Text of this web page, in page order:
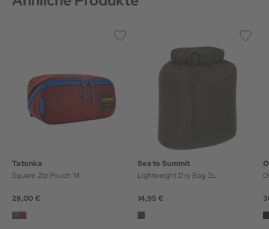
Tatonka
Square Zip Pouch M
28,00 €
Sea to Summit
Lightweight Dry Bag 3L
14,95 €